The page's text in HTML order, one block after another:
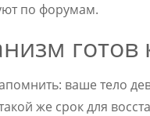
по форумам.
ваше тело
же срок для